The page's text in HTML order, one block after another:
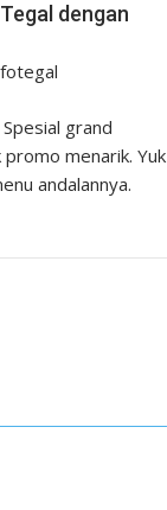
dengan
grand
menarik. Yuk
andalannya.